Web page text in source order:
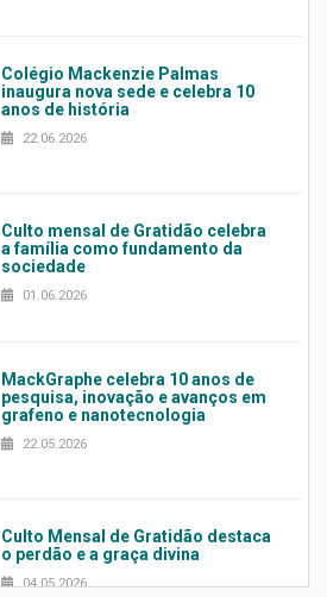
Colégio Mackenzie Palmas
inaugura nova sede e celebra 10
anos de história
22.06.2026
Culto mensal de Gratidão celebra
a família como fundamento da
sociedade
01.06.2026
MackGraphe celebra 10 anos de
pesquisa, inovação e avanços em
grafeno e nanotecnologia
22.05.2026
Culto Mensal de Gratidão destaca
o perdão e a graça divina
04.05.2026